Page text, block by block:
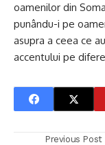
oamenilor din
punându-i pe
asupra a ceea ce
accentului pe
Previous Post